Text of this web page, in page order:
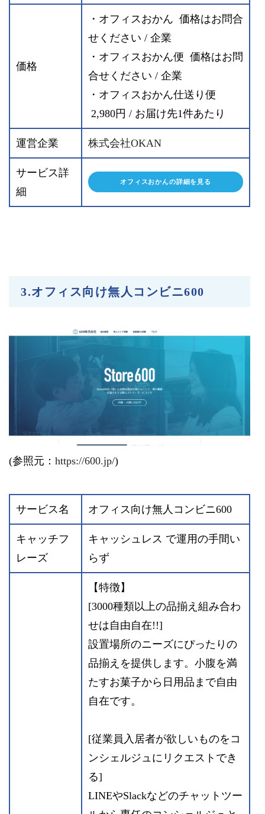
価格
・オフィスおかん 価格はお問合
せください / 企業
・オフィスおかん便 価格はお問
合せください / 企業
・オフィスおかん仕送り便
2,980円 / お届け先1件あたり
運営企業 株式会社OKAN
サービス詳
細
オフィスおかんの詳細を見る
3.オフィス向け無人コンビニ600
(参照元： https://600.jp/)
サービス名 オフィス向け無人コンビニ600
キャッチフ
レーズ
キャッシュレス で運用の手間い
らず
【特徴】
[3000種類以上の品揃え組み合わ
せは自由自在!!]
設置場所のニーズにぴったりの
品揃えを提供します。小腹を満
たすお菓子から日用品まで自由
自在です。
[従業員入居者が欲しいものをコ
ンシェルジュにリクエストでき
る]
LINEやSlackなどのチャットツー